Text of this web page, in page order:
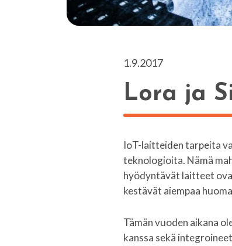
1.9.2017
Lora ja
IoT-laitteiden tarpeita
teknologioita. Nämä
hyödyntävät laitteet
kestävät aiempaa
Tämän vuoden aikana
kanssa sekä